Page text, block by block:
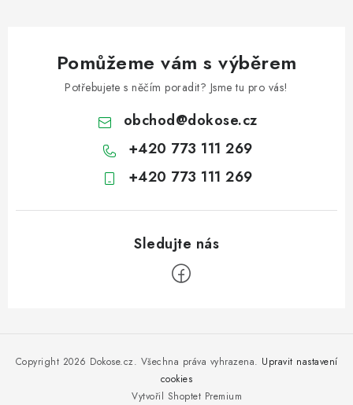
Pomůžeme vám s výběrem
Potřebujete s něčím poradit? Jsme tu pro vás!
obchod@dokose.cz
+420 773 111 269
+420 773 111 269
Vytvořil Shoptet Premium
Copyright 2026 Dokose.cz. Všechna práva vyhrazena. Upravit nastavení
cookies